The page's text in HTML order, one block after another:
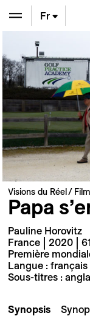
De
Fr
Visions du Réel
Papa
Pauline Horovitz
France | 2020 |
Première
Langue : français
Sous-titres :
Synopsis